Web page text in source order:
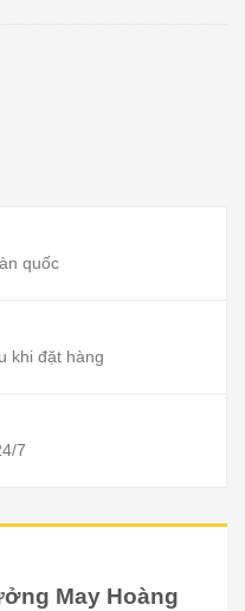
quốc
khi đặt hàng
7
May Hoàng